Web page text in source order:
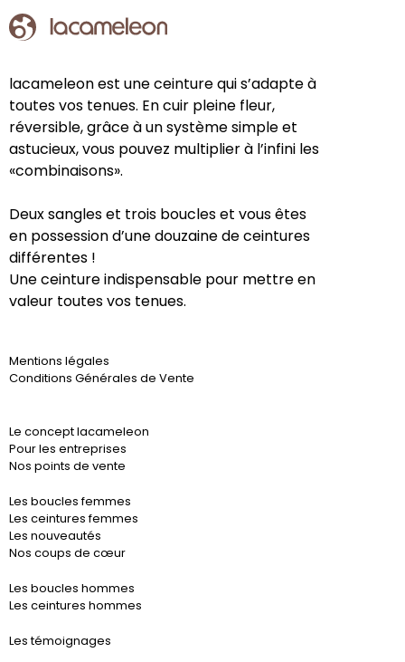
lacameleon est une ceinture qui s’adapte à
toutes vos tenues. En cuir pleine fleur,
réversible, grâce à un système simple et
astucieux, vous pouvez multiplier à l’infini les
«combinaisons».
Deux sangles et trois boucles et vous êtes
en possession d’une douzaine de ceintures
différentes !
Une ceinture indispensable pour mettre en
valeur toutes vos tenues.
Mentions légales
Conditions Générales de Vente
Le concept lacameleon
Pour les entreprises
Nos points de vente
Les boucles femmes
Les ceintures femmes
Les nouveautés
Nos coups de cœur
Les boucles hommes
Les ceintures hommes
Les témoignages